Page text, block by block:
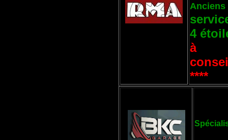
Anciens
4
à
****